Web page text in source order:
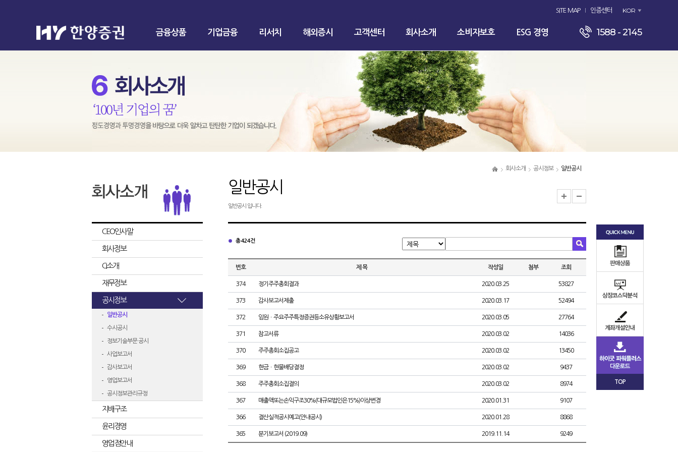
SITE MAP 인증센터 KOR
금융상품 기업금융 리서치 해외증시 고객센터 회사소개 소비자보호 ESG 경영 1588 - 2145
회사소개 공시정보 일반공시
CEO인사말
회사정보
CI소개
재무정보
공시정보
일반공시
수시공시
정보기술부문 공시
사업보고서
감사보고서
영업보고서
공시정보관리규정
지배구조
윤리경영
영업점안내
일반공시
일반공시 입니다.
총 424건
번호 제 목 작성일 첨부 조회
374 정기주주총회결과 2020.03.25 53827
373 감사보고서제출 2020.03.17 52494
372 임원ㆍ주요주주특정증권등소유상황보고서 2020.03.05 27764
371 참고서류 2020.03.02 14036
370 주주총회소집공고 2020.03.02 13450
369 현금ㆍ현물배당결정 2020.03.02 9437
368 주주총회소집결의 2020.03.02 8974
367 매출액또는손익구조30%(대규모법인은15%)이상변경 2020.01.31 9107
366 결산실적공시예고(안내공시) 2020.01.28 8868
365 분기보고서 (2019.09) 2019.11.14 9249
TOP